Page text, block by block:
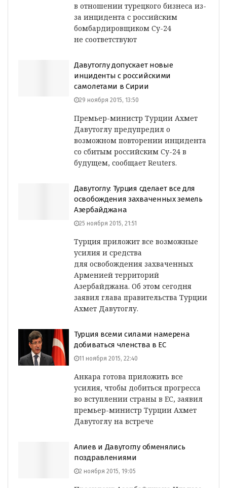
в отношении турецкого бизнеса из-
за инцидента с российским
бомбардировщиком Су-24
не соответствуют
Давутоглу допускает новые
инциденты с российскими
самолетами в Сирии
29 ноября 2015, 13:50
Премьер-министр Турции Ахмет
Давутоглу предупредил о
возможном повторении инцидента
со сбитым российским Су-24 в
будущем, сообщает Reuters.
Давутоглу: Турция сделает все для
освобождения захваченных земель
Азербайджана
25 ноября 2015, 21:51
Турция приложит все возможные
усилия и средства
для освобождения захваченных
Арменией территорий
Азербайджана. Об этом сегодня
заявил глава правительства Турции
Ахмет Давутоглу.
Турция всеми силами намерена
добиваться членства в ЕС
11 ноября 2015, 22:40
Анкара готова приложить все
усилия, чтобы добиться прогресса
во вступлении страны в ЕС, заявил
премьер-министр Турции Ахмет
Давутоглу на встрече
Алиев и Давутоглу обменялись
поздравлениями
2 ноября 2015, 19:05